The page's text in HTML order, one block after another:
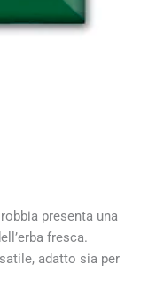
presenta una
fresca.
adatto sia per